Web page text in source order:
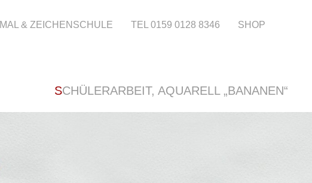
MAL & ZEICHENSCHULE TEL 0159 0128 8346 SHOP
SCHÜLERARBEIT, AQUARELL „BANANEN“